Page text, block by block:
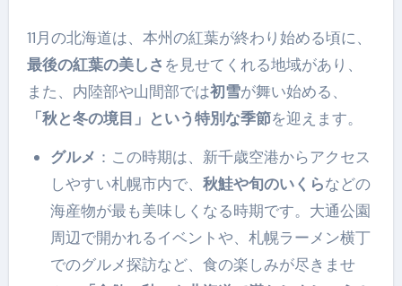
11月の北海道は、本州の紅葉が終わり始める頃に、
最後の紅葉の美しさ を見せてくれる地域があり、
また、内陸部や山間部では初雪が舞い始める、
「秋と冬の境目」という特別な季節を迎えます。
グルメ ：この時期は、新千歳空港からアクセス
しやすい札幌市内で、 秋鮭や旬のいくらなどの
海産物が最も美味しくなる時期です。大通公園
周辺で開かれるイベントや、札幌ラーメン横丁
でのグルメ探訪など、食の楽しみが尽きませ